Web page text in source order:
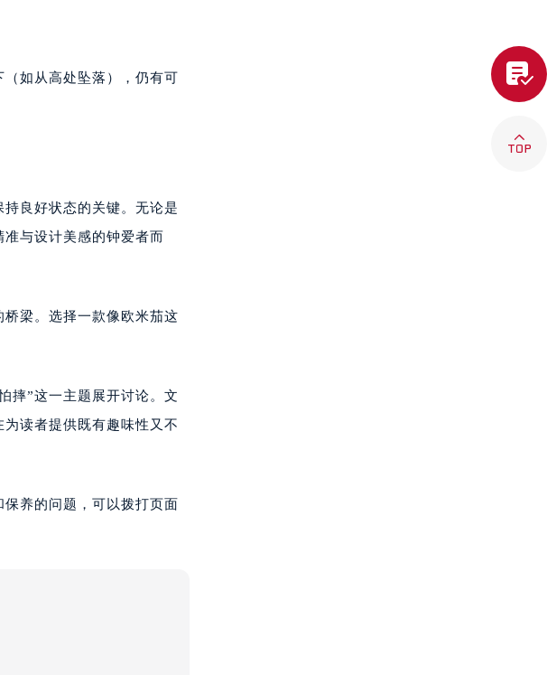
如从高处坠落），仍有可
良好状态的关键。无论是
与设计美感的钟爱者而
梁。选择一款像欧米茄这
摔”这一主题展开讨论。文
读者提供既有趣味性又不
养的问题，可以拨打页面

